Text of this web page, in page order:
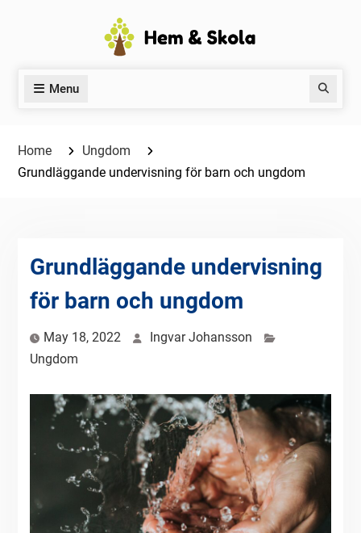
Menu
Home
Ungdom
Grundläggande undervisning för barn och ungdom
Grundläggande undervisning
för barn och ungdom
May 18, 2022
Ingvar Johansson
Ungdom